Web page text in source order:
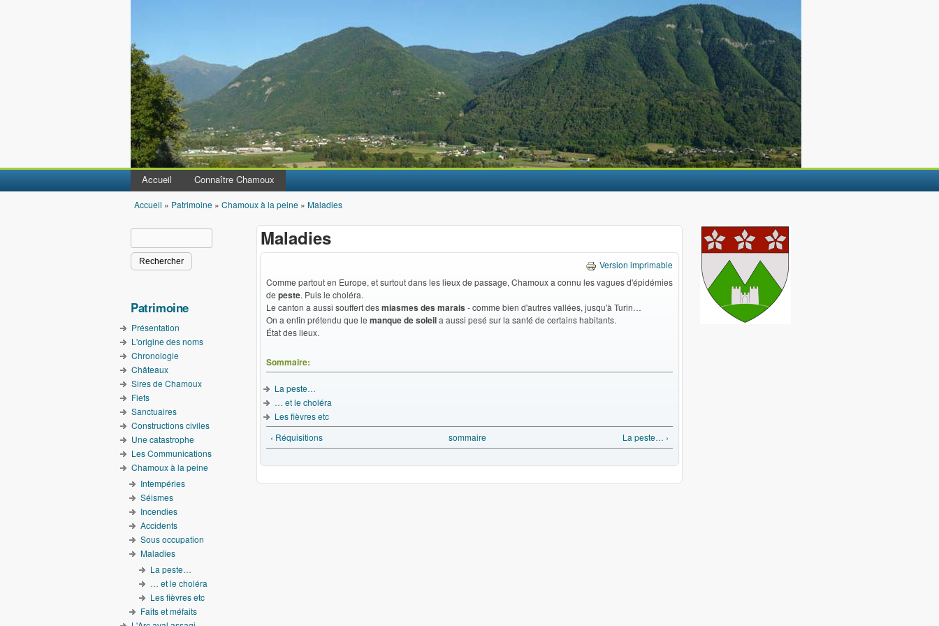
Accueil Connaître Chamoux
Vous êtes ici
Accueil » Patrimoine » Chamoux à la peine » Maladies
Maladies
Version imprimable
Comme partout en Europe, et surtout dans les lieux de passage, Chamoux a connu les vagues d'épidémies
de peste. Puis le choléra.
Le canton a aussi souffert desmiasmes des marais - comme bien d'autres vallées, jusqu'à Turin…
On a enfin prétendu que le manque de soleila aussi pesé sur la santé de certains habitants.
État des lieux.
Sommaire:
La peste…
… et le choléra
Les fièvres etc
‹ Réquisitions
sommaire La peste… ›
Formulaire de recherche
Patrimoine
Présentation
L'origine des noms
Chronologie
Châteaux
Sires de Chamoux
Fiefs
Sanctuaires
Constructions civiles
Une catastrophe
Les Communications
Chamoux à la peine
Intempéries
Séismes
Incendies
Accidents
Sous occupation
Maladies
La peste…
… et le choléra
Les fièvres etc
Faits et méfaits